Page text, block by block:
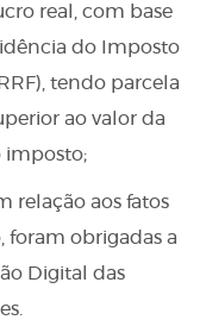
real, com base
do Imposto
tendo parcela
ao valor da
imposto;
relação aos fatos
foram obrigadas a
Digital das